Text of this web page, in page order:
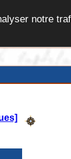
notre